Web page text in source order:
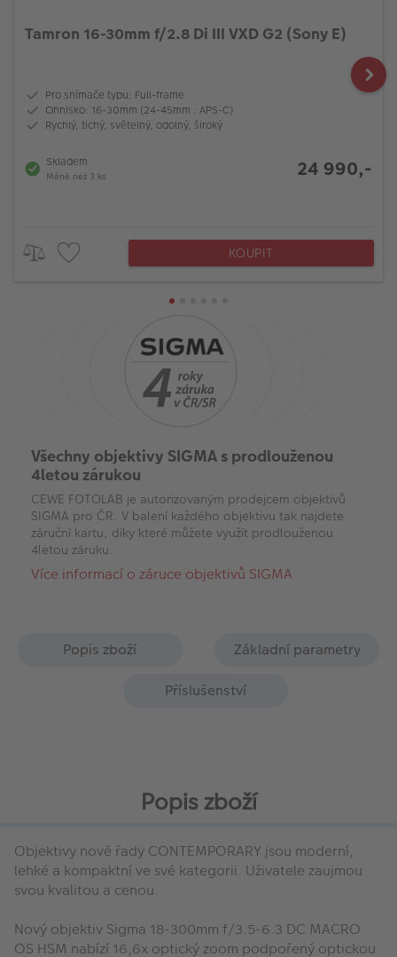
Tamron 16-30mm f/2.8 Di III VXD G2 (Sony E)
Pro snímače typu: Full-frame
Ohnisko: 16-30mm (24-45mm : APS-C)
Rychlý, tichý, světelný, odolný, široký
Skladem
Méně než 3 ks 24 990,-
KOUPIT
Všechny objektivy SIGMA s prodlouženou
4letou zárukou
CEWE FOTOLAB je autorizovaným prodejcem objektivů
SIGMA pro ČR. V balení každého objektivu tak najdete
záruční kartu, díky které můžete využít prodlouženou
4letou záruku.
Více informací o záruce objektivů SIGMA
Popis zboží
Základní parametry
Příslušenství
Popis zboží
Objektivy nové řady CONTEMPORARY jsou moderní,
lehké a kompaktní ve své kategorii. Uživatele zaujmou
svou kvalitou a cenou.
Nový objektiv Sigma 18-300mm f/3.5-6.3 DC MACRO
OS HSM nabízí 16,6x optický zoom podpořený optickou